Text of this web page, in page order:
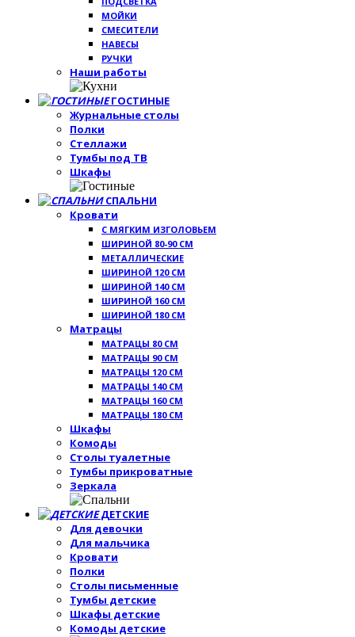
МОЙКИ
СМЕСИТЕЛИ
НАВЕСЫ
РУЧКИ
Наши работы
ГОСТИНЫЕ
Журнальные столы
Полки
Стеллажи
Тумбы под ТВ
Шкафы
СПАЛЬНИ
Кровати
С МЯГКИМ ИЗГОЛОВЬЕМ
ШИРИНОЙ 80-90 СМ
МЕТАЛЛИЧЕСКИЕ
ШИРИНОЙ 120 СМ
ШИРИНОЙ 140 СМ
ШИРИНОЙ 160 СМ
ШИРИНОЙ 180 СМ
Матрацы
МАТРАЦЫ 80 СМ
МАТРАЦЫ 90 СМ
МАТРАЦЫ 120 СМ
МАТРАЦЫ 140 СМ
МАТРАЦЫ 160 СМ
МАТРАЦЫ 180 СМ
Шкафы
Комоды
Столы туалетные
Тумбы прикроватные
Зеркала
ДЕТСКИЕ
Для девочки
Для мальчика
Кровати
Полки
Столы письменные
Тумбы детские
Шкафы детские
Комоды детские